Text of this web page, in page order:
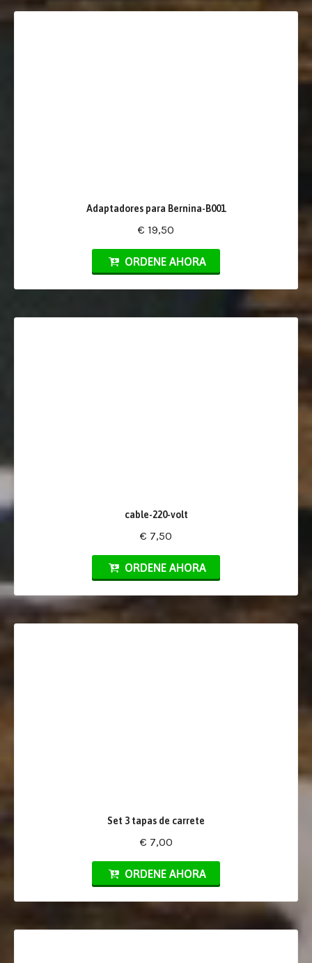
Adaptadores para Bernina-B001
€ 19,50
ORDENE AHORA
cable-220-volt
€ 7,50
ORDENE AHORA
Set 3 tapas de carrete
€ 7,00
ORDENE AHORA